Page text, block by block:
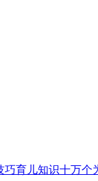
巧育儿知识十万个